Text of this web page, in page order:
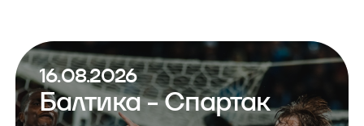
16.08.2026
Балтика - Спартак